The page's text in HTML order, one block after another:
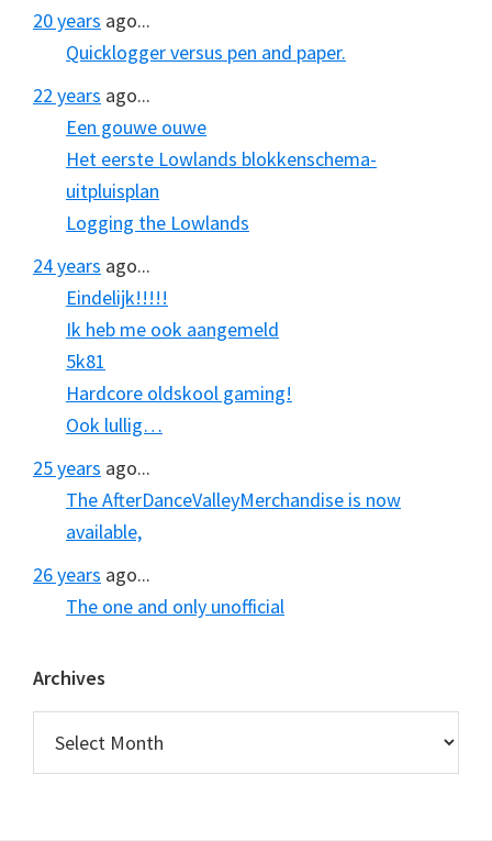
20 years ago...
Quicklogger versus pen and paper.
22 years ago...
Een gouwe ouwe
Het eerste Lowlands blokkenschema-
uitpluisplan
Logging the Lowlands
24 years ago...
Eindelijk!!!!!
Ik heb me ook aangemeld
5k81
Hardcore oldskool gaming!
Ook lullig…
25 years ago...
The AfterDanceValleyMerchandise is now
available,
26 years ago...
The one and only unofficial
Archives